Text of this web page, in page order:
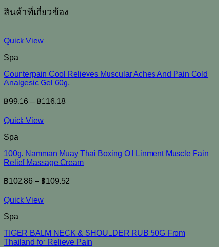
สินค้าที่เกี่ยวข้อง
Quick View
Spa
Counterpain Cool Relieves Muscular Aches And Pain Cold
Analgesic Gel 60g.
฿99.16 – ฿116.18
Quick View
Spa
100g. Namman Muay Thai Boxing Oil Linment Muscle Pain
Relief Massage Cream
฿102.86 – ฿109.52
Quick View
Spa
TIGER BALM NECK & SHOULDER RUB 50G From
Thailand for Relieve Pain